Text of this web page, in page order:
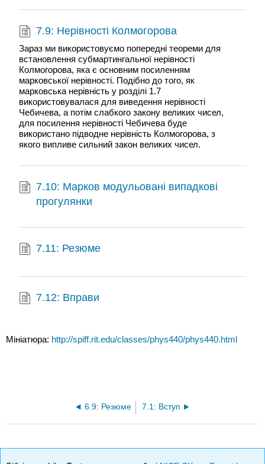
7.9: Нерівності Колмогорова
Зараз ми використовуємо попередні теореми для
встановлення субмартингальної нерівності
Колмогорова, яка є основним посиленням
марковської нерівності. Подібно до того, як
марковська нерівність у розділі 1.7
використовувалася для виведення нерівності
Чебичева, а потім слабкого закону великих чисел,
для посилення нерівності Чебичева буде
використано підводне нерівність Колмогорова, з
якого випливе сильний закон великих чисел.
7.10: Марков модульовані випадкові
прогулянки
7.11: Резюме
7.12: Вправи
Мініатюра: http://spiff.rit.edu/classes/phys440/phys440.html
6.9: Резюме 7.1: Вступ